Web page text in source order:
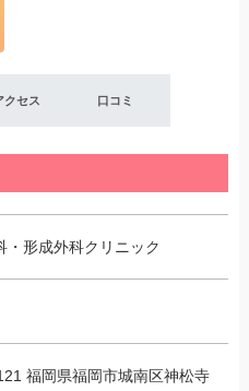
クセス 口コミ
・形成外科クリニック
福岡県福岡市城南区神松寺